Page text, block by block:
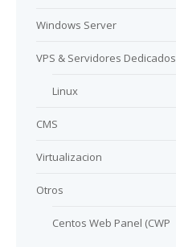
Windows Server
VPS & Servidores Dedicados
Linux
CMS
Virtualizacion
Otros
Centos Web Panel (CWP